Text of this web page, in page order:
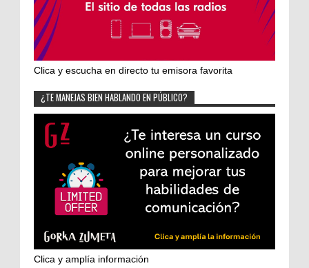
Clica y escucha en directo tu emisora favorita
¿TE MANEJAS BIEN HABLANDO EN PÚBLICO?
Clica y amplía información